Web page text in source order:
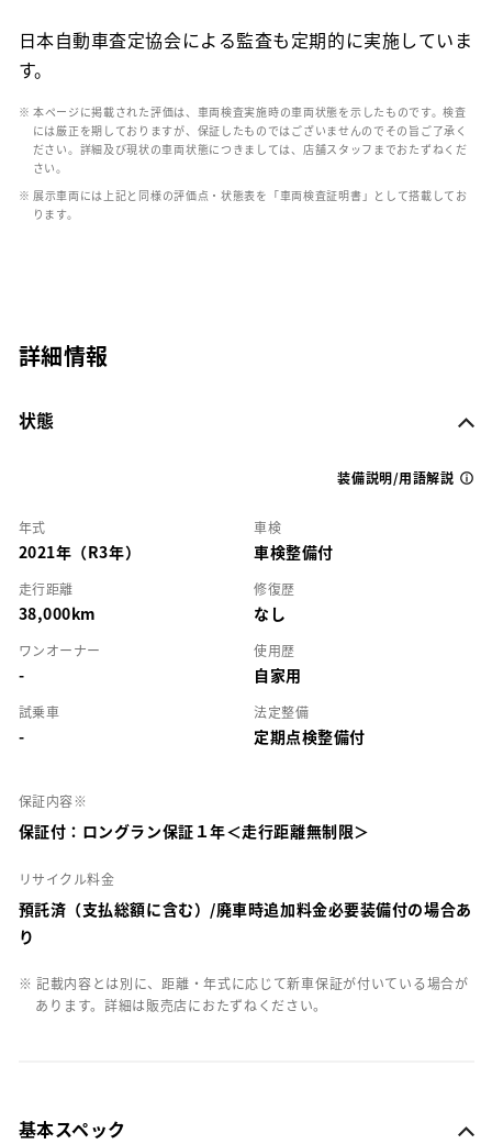
日本自動車査定協会による監査も定期的に実施していま
す。
※ 本ページに掲載された評価は、車両検査実施時の車両状態を示したものです。検査
には厳正を期しておりますが、保証したものではございませんのでその旨ご了承く
ださい。詳細及び現状の車両状態につきましては、店舗スタッフまでおたずねくだ
さい。
※ 展示車両には上記と同様の評価点・状態表を「車両検査証明書」として搭載してお
ります。
詳細情報
状態
装備説明/用語解説
年式
2021年（R3年）
車検
車検整備付
走行距離
38,000km
修復歴
なし
ワンオーナー
-
使用歴
自家用
試乗車
-
法定整備
定期点検整備付
保証内容※
保証付：ロングラン保証１年＜走行距離無制限＞
リサイクル料金
預託済（支払総額に含む）/廃車時追加料金必要装備付の場合あ
り
※ 記載内容とは別に、距離・年式に応じて新車保証が付いている場合が
あります。詳細は販売店におたずねください。
基本スペック